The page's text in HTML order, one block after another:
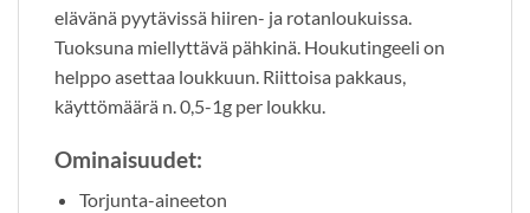
elävänä pyytävissä hiiren- ja rotanloukuissa.
Tuoksuna miellyttävä pähkinä. Houkutingeeli on
helppo asettaa loukkuun. Riittoisa pakkaus,
käyttömäärä n. 0,5-1g per loukku.
Ominaisuudet:
Torjunta-aineeton